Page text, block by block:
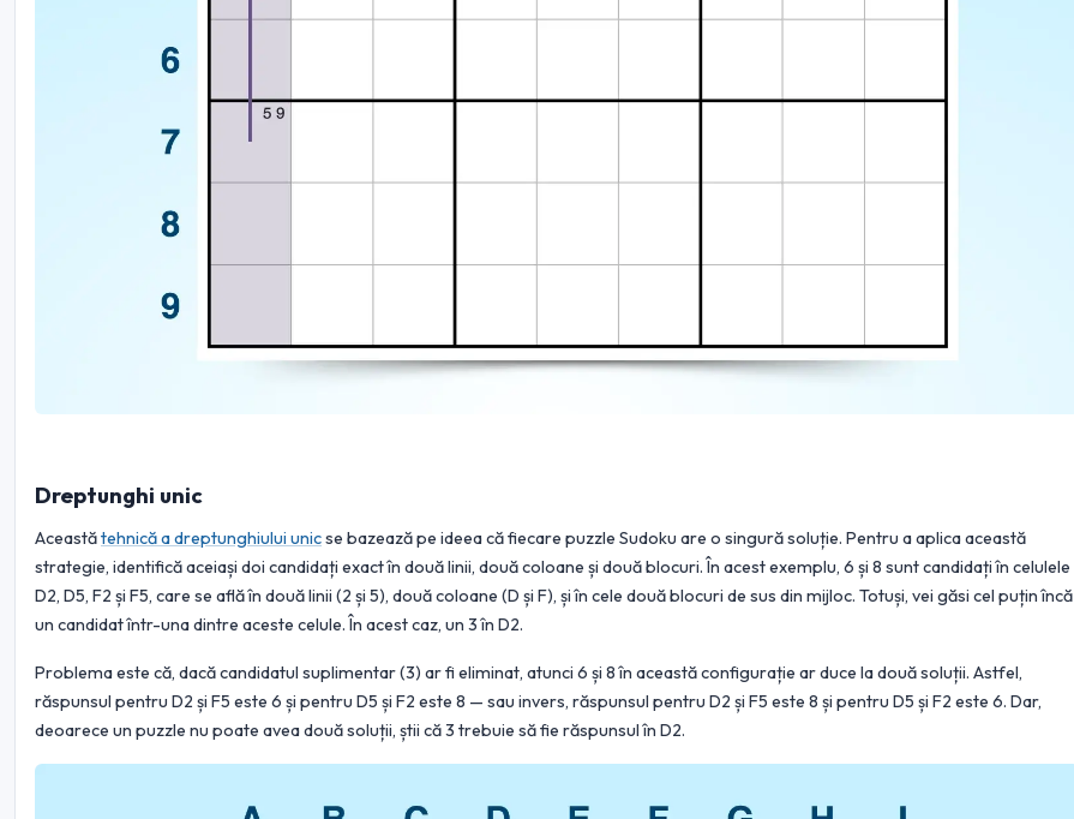
Dreptunghi unic
Aceastătehnică a dreptunghiului unicse bazează pe ideea că fiecare puzzle Sudoku are o singură soluție. Pentru a aplica această
strategie, identifică aceiași doi candidați exact în două linii, două coloane și două blocuri. În acest exemplu, 6 și 8 sunt candidați în celulele
D2, D5, F2 și F5, care se află în două linii (2 și 5), două coloane (D și F), și în cele două blocuri de sus din mijloc. Totuși, vei găsi cel puțin încă
un candidat într-una dintre aceste celule. În acest caz, un 3 în D2.
Problema este că, dacă candidatul suplimentar (3) ar fi eliminat, atunci 6 și 8 în această configurație ar duce la două soluții. Astfel,
răspunsul pentru D2 și F5 este 6 și pentru D5 și F2 este 8 — sau invers, răspunsul pentru D2 și F5 este 8 și pentru D5 și F2 este 6. Dar,
deoarece un puzzle nu poate avea două soluții, știi că 3 trebuie să fie răspunsul în D2.